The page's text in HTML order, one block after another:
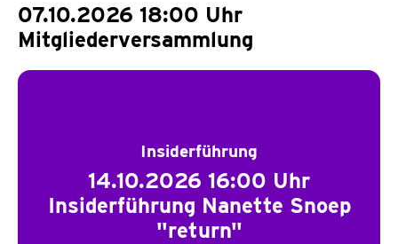
07.10.2026 18:00 Uhr
Mitgliederversammlung
Insiderführung
14.10.2026 16:00 Uhr
Insiderführung Nanette Snoep
"return"